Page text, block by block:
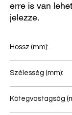
erre is van
jelezze.
Hossz (mm):
Szélesség (mm):
Kötegvastagság